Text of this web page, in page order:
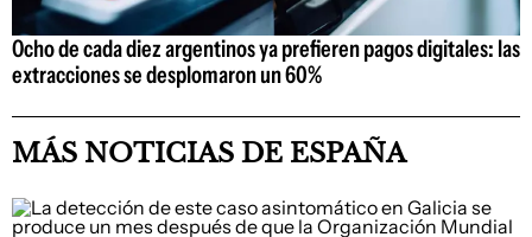
Ocho de cada diez argentinos ya prefieren pagos digitales: las
extracciones se desplomaron un 60%
MÁS NOTICIAS DE ESPAÑA